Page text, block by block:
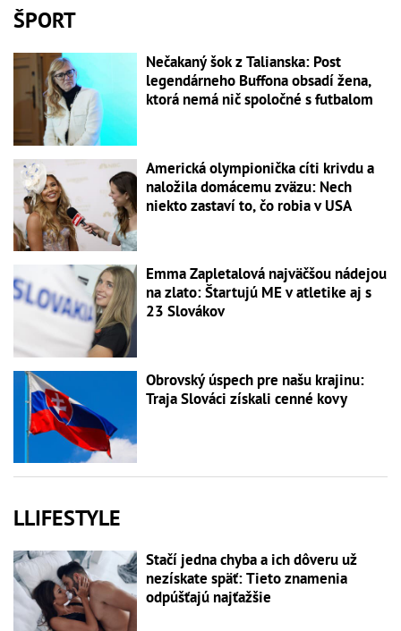
ŠPORT
Nečakaný šok z Talianska: Post
legendárneho Buffona obsadí žena,
ktorá nemá nič spoločné s futbalom
Americká olympionička cíti krivdu a
naložila domácemu zväzu: Nech
niekto zastaví to, čo robia v USA
Emma Zapletalová najväčšou nádejou
na zlato: Štartujú ME v atletike aj s
23 Slovákov
Obrovský úspech pre našu krajinu:
Traja Slováci získali cenné kovy
LLIFESTYLE
Stačí jedna chyba a ich dôveru už
nezískate späť: Tieto znamenia
odpúšťajú najťažšie